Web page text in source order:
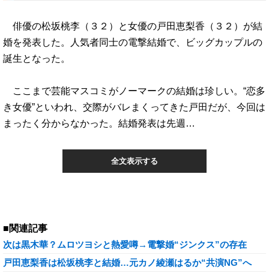
俳優の松坂桃李（３２）と女優の戸田恵梨香（３２）が結
婚を発表した。人気者同士の電撃結婚で、ビッグカップルの
誕生となった。
ここまで芸能マスコミがノーマークの結婚は珍しい。“恋多
き女優”といわれ、交際がバレまくってきた戸田だが、今回は
まったく分からなかった。結婚発表は先週…
全文表示する
■関連記事
次は黒木華？ムロツヨシと熱愛噂→電撃婚“ジンクス”の存在
戸田恵梨香は松坂桃李と結婚…元カノ綾瀬はるか“共演NG”へ